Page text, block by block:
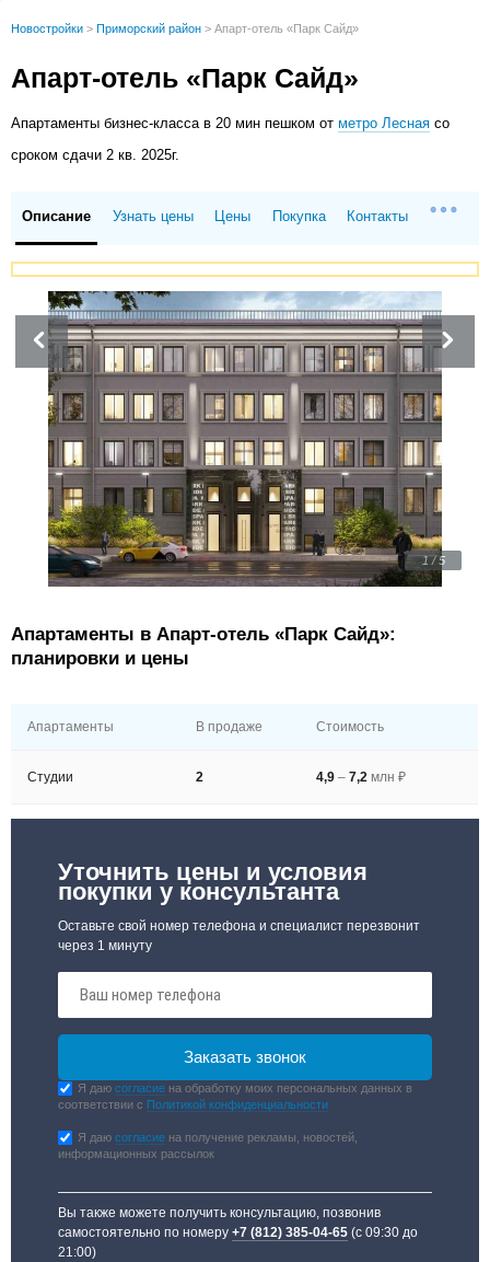
Новостройки > Приморский район > Апарт-отель «Парк Сайд»
Апарт-отель «Парк Сайд»
Апартаменты бизнес-класса в 20 мин пешком отметро Лесная со
сроком сдачи 2 кв. 2025г.
Описание Узнать цены Цены Покупка Контакты
1 / 5
Апартаменты в Апарт-отель «Парк Сайд»:
планировки и цены
Апартаменты В продаже Стоимость
Студии 2 4,9– 7,2млн ₽
Уточнить цены и условия
покупки у консультанта
Оставьте свой номер телефона и специалист перезвонит
через 1 минуту
Я даюсогласие на обработку моих персональных данных в
соответствии с Политикой конфиденциальности
Я даюсогласие на получение рекламы, новостей,
информационных рассылок
Вы также можете получить консультацию, позвонив
самостоятельно по номеру+7 (812) 385-04-65 (с 09:30 до
21:00)